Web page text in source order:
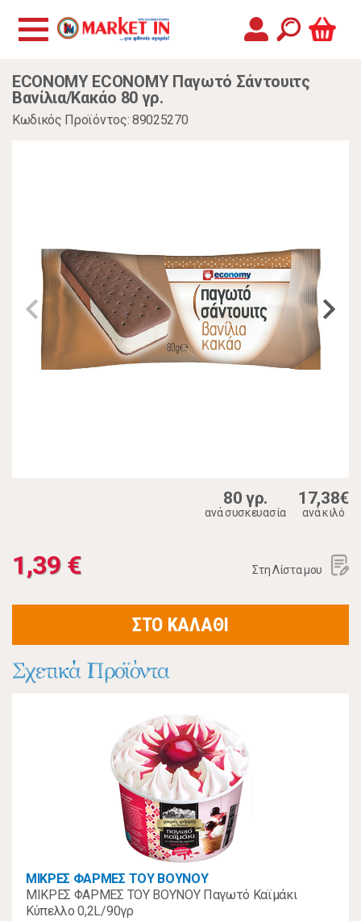
ECONOMY ECONOMY Παγωτό Σάντουιτς
Βανίλια/Κακάο 80 γρ.
Κωδικός Προϊόντος: 89025270
80 γρ.
ανά συσκευασία
17,38€
ανά κιλό
1,39 € Στη Λίστα μου
ΣΤΟ ΚΑΛΑΘΙ
Σχετικά Προϊόντα
ΜΙΚΡΕΣ ΦΑΡΜΕΣ ΤΟΥ ΒΟΥΝΟΥ
ΜΙΚΡΕΣ ΦΑΡΜΕΣ ΤΟΥ ΒΟΥΝΟΥ Παγωτό Καϊμάκι
Κύπελλο 0,2L/90γρ